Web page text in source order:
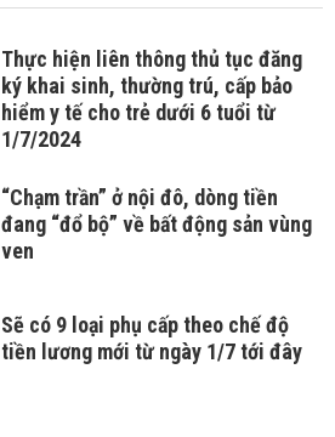
Thực hiện liên thông thủ tục đăng
ký khai sinh, thường trú, cấp bảo
hiểm y tế cho trẻ dưới 6 tuổi từ
1/7/2024
“Chạm trần” ở nội đô, dòng tiền
đang “đổ bộ” về bất động sản vùng
ven
Sẽ có 9 loại phụ cấp theo chế độ
tiền lương mới từ ngày 1/7 tới đây